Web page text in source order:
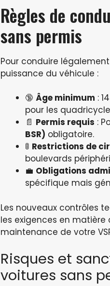
Règles de
sans permis
Pour conduire
puissance du véhicule :
🔞 Âge minimum :
pour les
📄 Permis requis :
BSR) obligatoire.
🚦 Restrictions de
boulevards
💼 Obligations
spécifique mais
Les nouveaux contrôles
les exigences en matière
maintenance de votre
Risques et
voitures sans